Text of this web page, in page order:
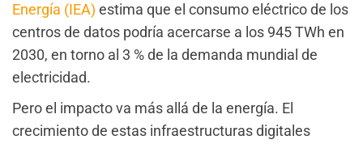
Energía (IEA) estima que el consumo eléctrico de los
centros de datos podría acercarse a los 945 TWh en
2030, en torno al 3 % de la demanda mundial de
electricidad.
Pero el impacto va más allá de la energía. El
crecimiento de estas infraestructuras digitales